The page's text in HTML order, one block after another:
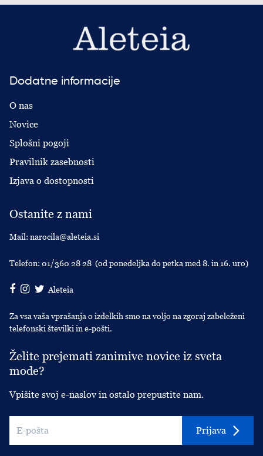
Dodatne informacije
O nas
Novice
Splošni pogoji
Pravilnik zasebnosti
Izjava o dostopnosti
Ostanite z nami
Mail: narocila@aleteia.si
Telefon: 01/360 28 28 (od ponedeljka do petka med 8. in 16. uro)
Aleteia
Za vsa vaša vprašanja o izdelkih smo na voljo na zgoraj zabeleženi
telefonski številki in e-pošti.
Želite prejemati zanimive novice iz sveta
mode?
Vpišite svoj e-naslov in ostalo prepustite nam.
Prijava